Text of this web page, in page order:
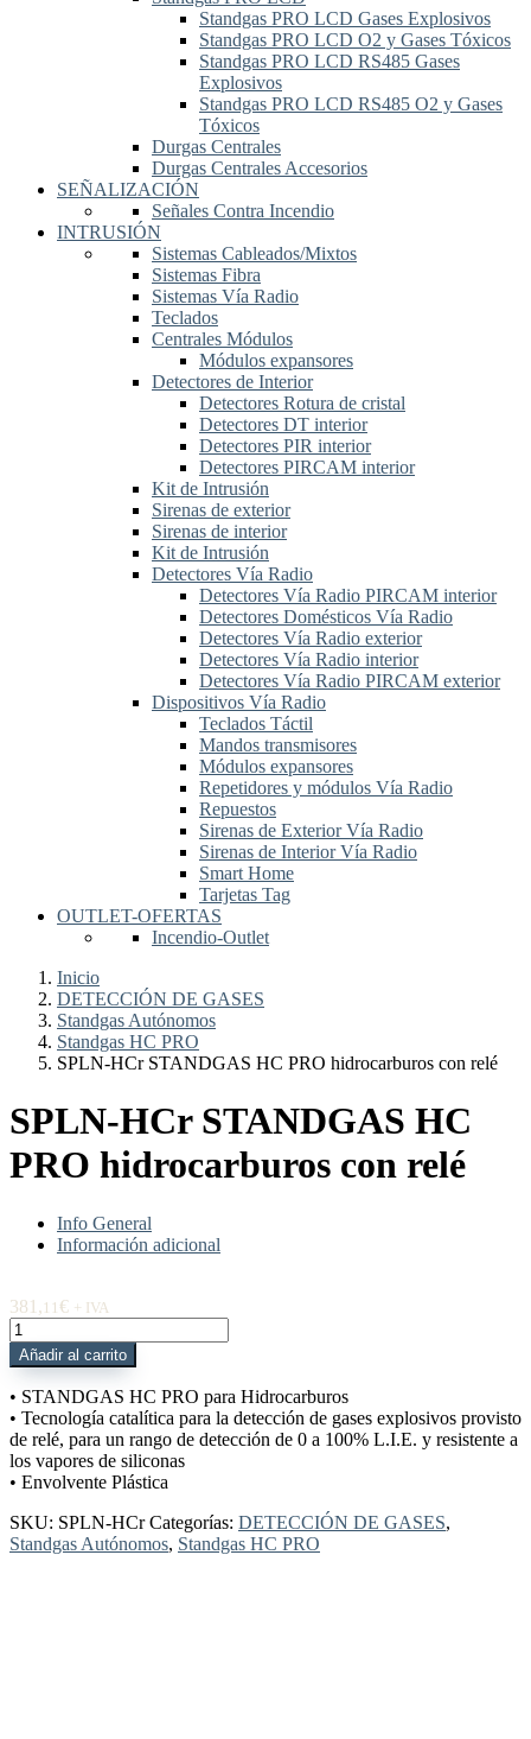
Standgas PRO LCD Gases Explosivos
Standgas PRO LCD O2 y Gases Tóxicos
Standgas PRO LCD RS485 Gases
Explosivos
Standgas PRO LCD RS485 O2 y Gases
Tóxicos
Durgas Centrales
Durgas Centrales Accesorios
SEÑALIZACIÓN
Señales Contra Incendio
INTRUSIÓN
Sistemas Cableados/Mixtos
Sistemas Fibra
Sistemas Vía Radio
Teclados
Centrales Módulos
Módulos expansores
Detectores de Interior
Detectores Rotura de cristal
Detectores DT interior
Detectores PIR interior
Detectores PIRCAM interior
Kit de Intrusión
Sirenas de exterior
Sirenas de interior
Kit de Intrusión
Detectores Vía Radio
Detectores Vía Radio PIRCAM interior
Detectores Domésticos Vía Radio
Detectores Vía Radio exterior
Detectores Vía Radio interior
Detectores Vía Radio PIRCAM exterior
Dispositivos Vía Radio
Teclados Táctil
Mandos transmisores
Módulos expansores
Repetidores y módulos Vía Radio
Repuestos
Sirenas de Exterior Vía Radio
Sirenas de Interior Vía Radio
Smart Home
Tarjetas Tag
OUTLET-OFERTAS
Incendio-Outlet
Inicio
DETECCIÓN DE GASES
Standgas Autónomos
Standgas HC PRO
SPLN-HCr STANDGAS HC PRO hidrocarburos con relé
SPLN-HCr STANDGAS HC
PRO hidrocarburos con relé
Info General
Información adicional
381, 11 € + IVA
SPLN-
HCr
STANDGAS
HC
PRO
hidrocarburos
con
relé
Añadir al carrito
• STANDGAS HC PRO para Hidrocarburos
• Tecnología catalítica para la detección de gases explosivos provisto
de relé, para un rango de detección de 0 a 100% L.I.E. y resistente a
los vapores de siliconas
• Envolvente Plástica
SKU: SPLN-HCr Categorías: DETECCIÓN DE GASES,
Standgas Autónomos, Standgas HC PRO